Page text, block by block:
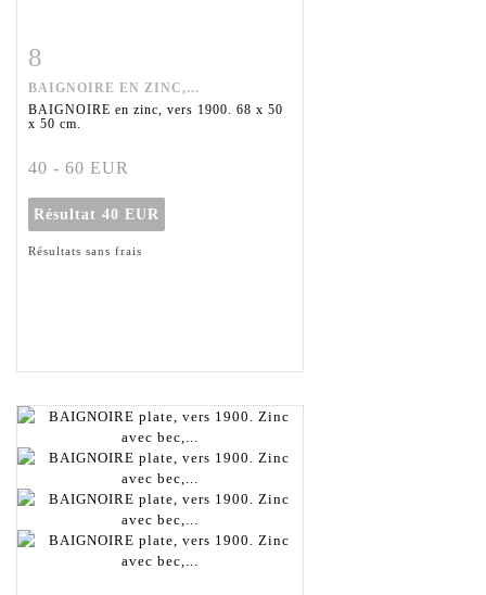
8
BAIGNOIRE EN ZINC,...
BAIGNOIRE en zinc, vers 1900. 68 x 50
x 50 cm.
40 - 60 EUR
Résultat 40 EUR
Résultats sans frais